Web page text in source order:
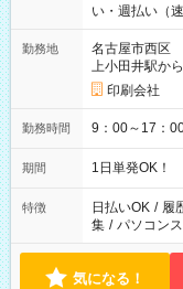
い・週払い（
勤務地
名古屋市西区
上小田井駅か
印刷会社
勤務時間 9：00～17：
期間 1日単発OK！
特徴 日払いOK / 履
集 / パソコン
気になる！